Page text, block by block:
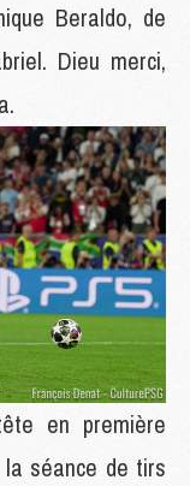
Beraldo, de
Dieu merci,
en première
séance de tirs